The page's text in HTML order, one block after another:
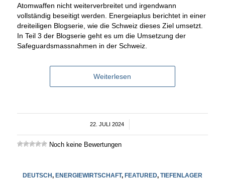
Atomwaffen nicht weiterverbreitet und irgendwann
vollständig beseitigt werden. Energeiaplus berichtet in einer
dreiteiligen Blogserie, wie die Schweiz dieses Ziel umsetzt.
In Teil 3 der Blogserie geht es um die Umsetzung der
Safeguardsmassnahmen in der Schweiz.
Weiterlesen
22. JULI 2024
Noch keine Bewertungen
DEUTSCH, ENERGIEWIRTSCHAFT, FEATURED, TIEFENLAGER